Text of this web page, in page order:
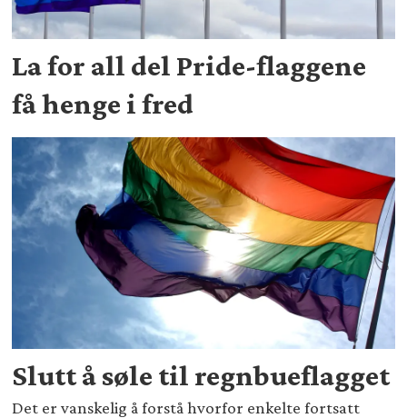
La for all del Pride-flaggene
få henge i fred
Slutt å søle til regnbueflagget
Det er vanskelig å forstå hvorfor enkelte fortsatt